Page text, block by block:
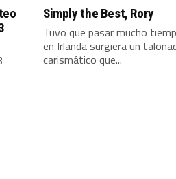
Simply the Best, Rory
Tuvo que pasar mucho
en Irlanda surgiera un
carismático que...